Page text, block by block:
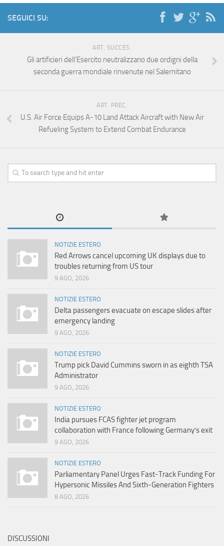
SEGUICI SU:
ART. SUCCES.
Gli artificieri dell’Esercito neutralizzano due ordigni della
seconda guerra mondiale rinvenute nel Salernitano
ART. PREC.
U.S. Air Force Equips A-10 Land Attack Aircraft with New Air
Refueling System to Extend Combat Endurance
NOTIZIE ESTERO
Red Arrows cancel upcoming UK displays due to
troubles returning from US tour
9 AGO, 2026
NOTIZIE ESTERO
Delta passengers evacuate on escape slides after
emergency landing
9 AGO, 2026
NOTIZIE ESTERO
Trump pick David Cummins sworn in as eighth TSA
Administrator
9 AGO, 2026
NOTIZIE ESTERO
India pursues FCAS fighter jet program
collaboration with France following Germany’s exit
9 AGO, 2026
NOTIZIE ESTERO
Parliamentary Panel Urges Fast-Track Funding For
Hypersonic Missiles And Sixth-Generation Fighters
8 AGO, 2026
DISCUSSIONI